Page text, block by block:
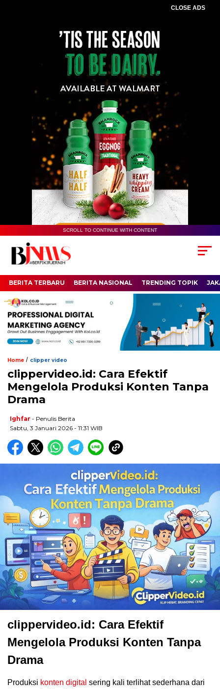
CLOSE ADS
SCROLL TO CONTINUE WITH CONTENT
BERITA TERBARU BERITA NASIONAL TRENDING TOPIK
Home / clipper video
clippervideo.id: Cara Efektif
Mengelola Produksi Konten Tanpa
Drama
Ighfar - Penulis Berita
Sabtu, 3 Januari 2026 - 11:31 WIB
clippervideo.id: Cara Efektif
Mengelola Produksi Konten Tanpa
Drama
Produksi konten digital sering kali terlihat sederhana dari